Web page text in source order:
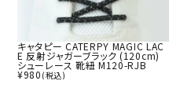
キャタピー CATERPY MAGIC LAC
E 反射ジャガーブラック (120cm)
シューレース 靴紐 M120-RJB
¥980 (税込)